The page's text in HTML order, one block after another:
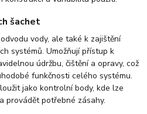
šachet
vody, ale také k zajištění
systémů. Umožňují přístup k
údržbu, čištění a opravy, což
funkčnosti celého systému.
jako kontrolní body, kde lze
provádět potřebné zásahy.